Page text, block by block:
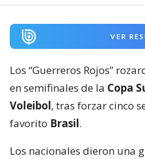
VER
Los “Guerreros Rojos”
en semifinales de la Copa
Voleibol, tras forzar cinco
favorito Brasil.
Los nacionales dieron una